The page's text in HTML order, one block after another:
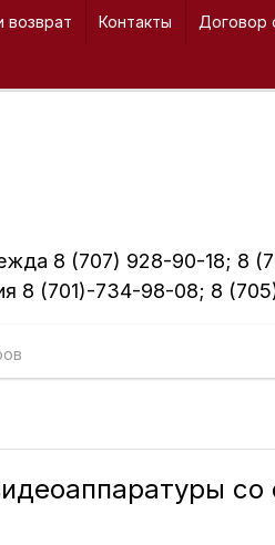
возврат Контакты Договор
8 (707) 928-90-18; 8
8 (701)-734-98-08; 8